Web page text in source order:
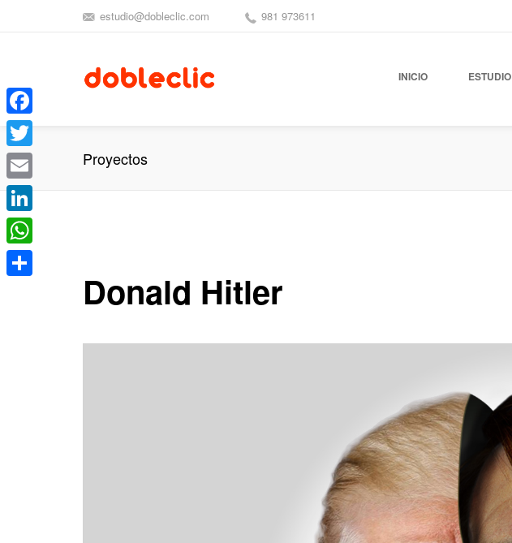
estudio@dobleclic.com 981 973611
INICIO ESTUDIO
Proyectos
Donald Hitler
Facebook
Twitter
Email
LinkedIn
WhatsApp